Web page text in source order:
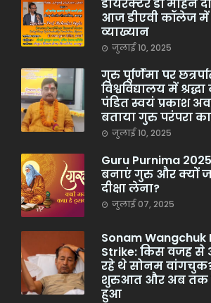
डायरेक्टर डॉ मोहन
आज डीएवी कॉलेज
व्याख्यान
जुलाई 10, 2025
गुरु पूर्णिमा पर
विश्वविद्यालय में
पंडित स्वयं प्रकाश
बताया गुरु परंपरा
जुलाई 10, 2025
Guru Purnima
बनाएं गुरु और क्यों
दीक्षा लेना?
जुलाई 07, 2025
Sonam Wangchuk
Strike: किस वजह
रहे थे सोनम
शुरुआत और अब तक
हुआ